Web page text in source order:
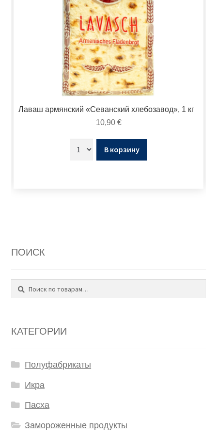
Лаваш армянский «Севанский хлебозавод», 1 кг
10,90 €
В корзину
ПОИСК
Поиск
КАТЕГОРИИ
Полуфабрикаты
Икра
Пасха
Замороженные продукты